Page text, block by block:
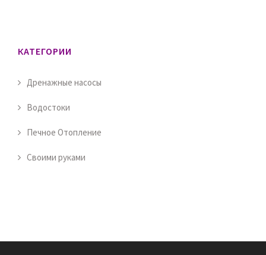
КАТЕГОРИИ
Дренажные насосы
Водостоки
Печное Отопление
Своими руками